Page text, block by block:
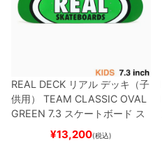
REAL DECK リアル デッキ（子
供用）
TEAM CLASSIC OVAL
GREEN 7.3 スケートボード ス
¥13,200(税込)